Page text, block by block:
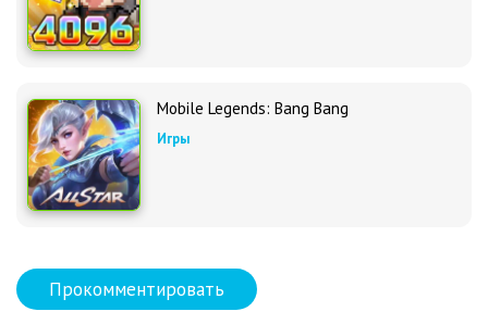
Mobile Legends: Bang Bang
Игры
Прокомментировать